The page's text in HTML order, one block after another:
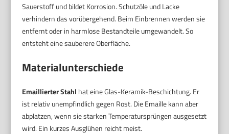
Sauerstoff und bildet Korrosion. Schutzöle und Lacke
verhindern das vorübergehend. Beim Einbrennen werden sie
entfernt oder in harmlose Bestandteile umgewandelt. So
entsteht eine sauberere Oberfläche.
Materialunterschiede
Emaillierter Stahl hat eine Glas-Keramik-Beschichtung. Er
ist relativ unempfindlich gegen Rost. Die Emaille kann aber
abplatzen, wenn sie starken Temperatursprüngen ausgesetzt
wird. Ein kurzes Ausglühen reicht meist.